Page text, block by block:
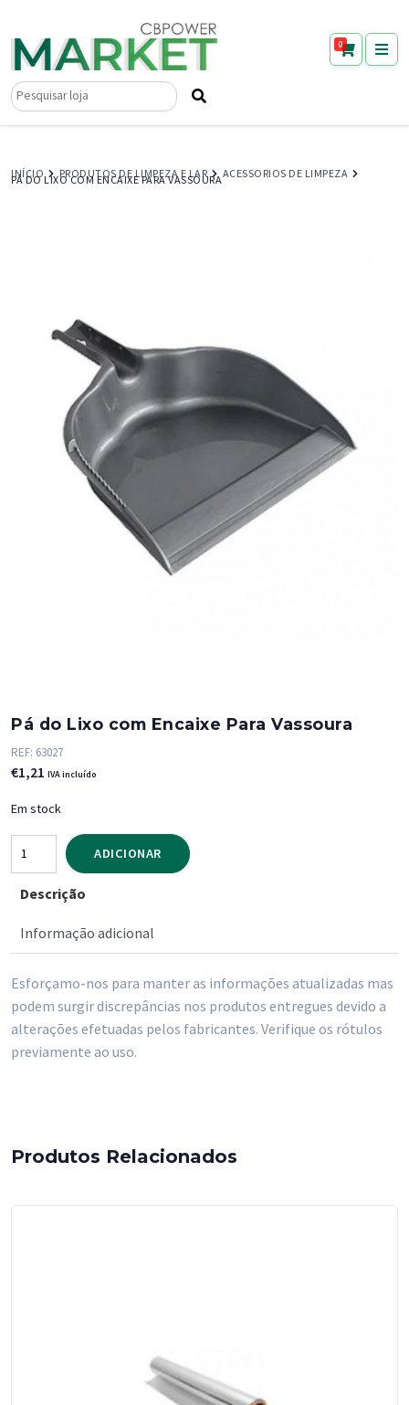
0
Pesquisar
INÍCIO PRODUTOS DE LIMPEZA E LAR ACESSORIOS DE LIMPEZA
PÁ DO LIXO COM ENCAIXE PARA VASSOURA
Pá do Lixo com Encaixe Para Vassoura
REF: 63027
€1,21 IVA incluído
Em stock
Quantidade
de
Pá
Encaixe
Para
Vassoura
ADICIONAR
Descrição
Informação adicional
Esforçamo-nos para manter as informações atualizadas mas
podem surgir discrepâncias nos produtos entregues devido a
alterações efetuadas pelos fabricantes. Verifique os rótulos
previamente ao uso.
Produtos Relacionados